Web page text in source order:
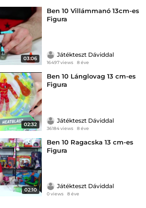
03:06
Ben 10 Villámmanó 13cm-es
Figura
Játékteszt Dáviddal
16497 views 8 éve
02:32
Ben 10 Lánglovag 13 cm-es
Figura
Játékteszt Dáviddal
36184 views 8 éve
02:10
Ben 10 Ragacska 13 cm-es
Figura
Játékteszt Dáviddal
0 views 8 éve